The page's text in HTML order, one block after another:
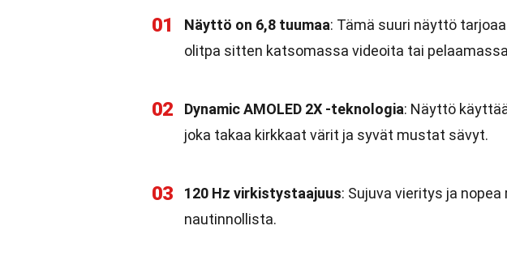
01 Näyttö on 6,8 tuumaa: Tämä suuri näyttö
olitpa sitten katsomassa videoita tai
02 Dynamic AMOLED 2X -teknologia: Näyttö
joka takaa kirkkaat värit ja syvät mustat sävyt.
03 120 Hz virkistystaajuus: Sujuva vieritys ja
nautinnollista.